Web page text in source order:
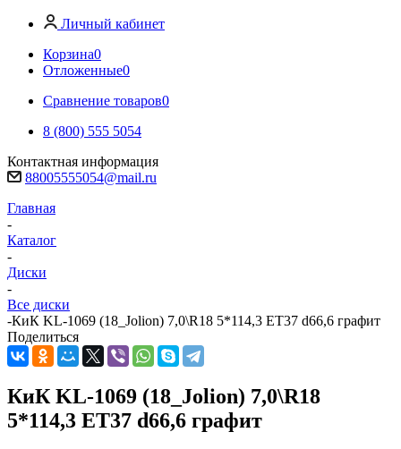
Личный кабинет
Корзина0
Отложенные0
Сравнение товаров0
8 (800) 555 5054
Контактная информация
88005555054@mail.ru
Главная
-
Каталог
-
Диски
-
Все диски
-КиК KL-1069 (18_Jolion) 7,0\R18 5*114,3 ET37 d66,6 графит
Поделиться
КиК KL-1069 (18_Jolion) 7,0\R18
5*114,3 ET37 d66,6 графит